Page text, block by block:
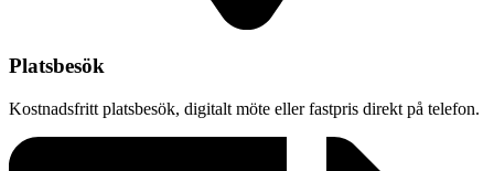
Platsbesök
Kostnadsfritt platsbesök, digitalt möte eller fastpris direkt på telefon.